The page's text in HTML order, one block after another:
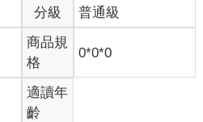
分級 普通級
商品規
格
0*0*0
適讀年
齡